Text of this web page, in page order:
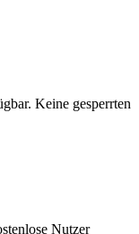
Keine gesperrten
Nutzer